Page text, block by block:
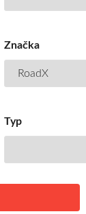
Značka
Typ